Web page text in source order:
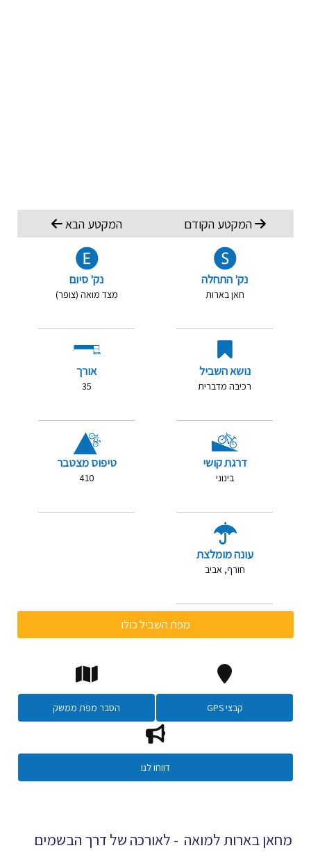
המקטע הקודם המקטע הבא
נק' התחלה
חאן בארות
נק' סיום
מצד מואה (צופר)
נושא השביל
רכיבה מדברית
אורך
35
דרגת קושי
בינוני
טיפוס מצטבר
410
עונה מומלצת
חורף, אביב
מפת השביל כולו
קבצי GPS הסבר מפת ממשק
דווחו לנו
מחאן בארות למואה - לאורכה של דרך הבשמים